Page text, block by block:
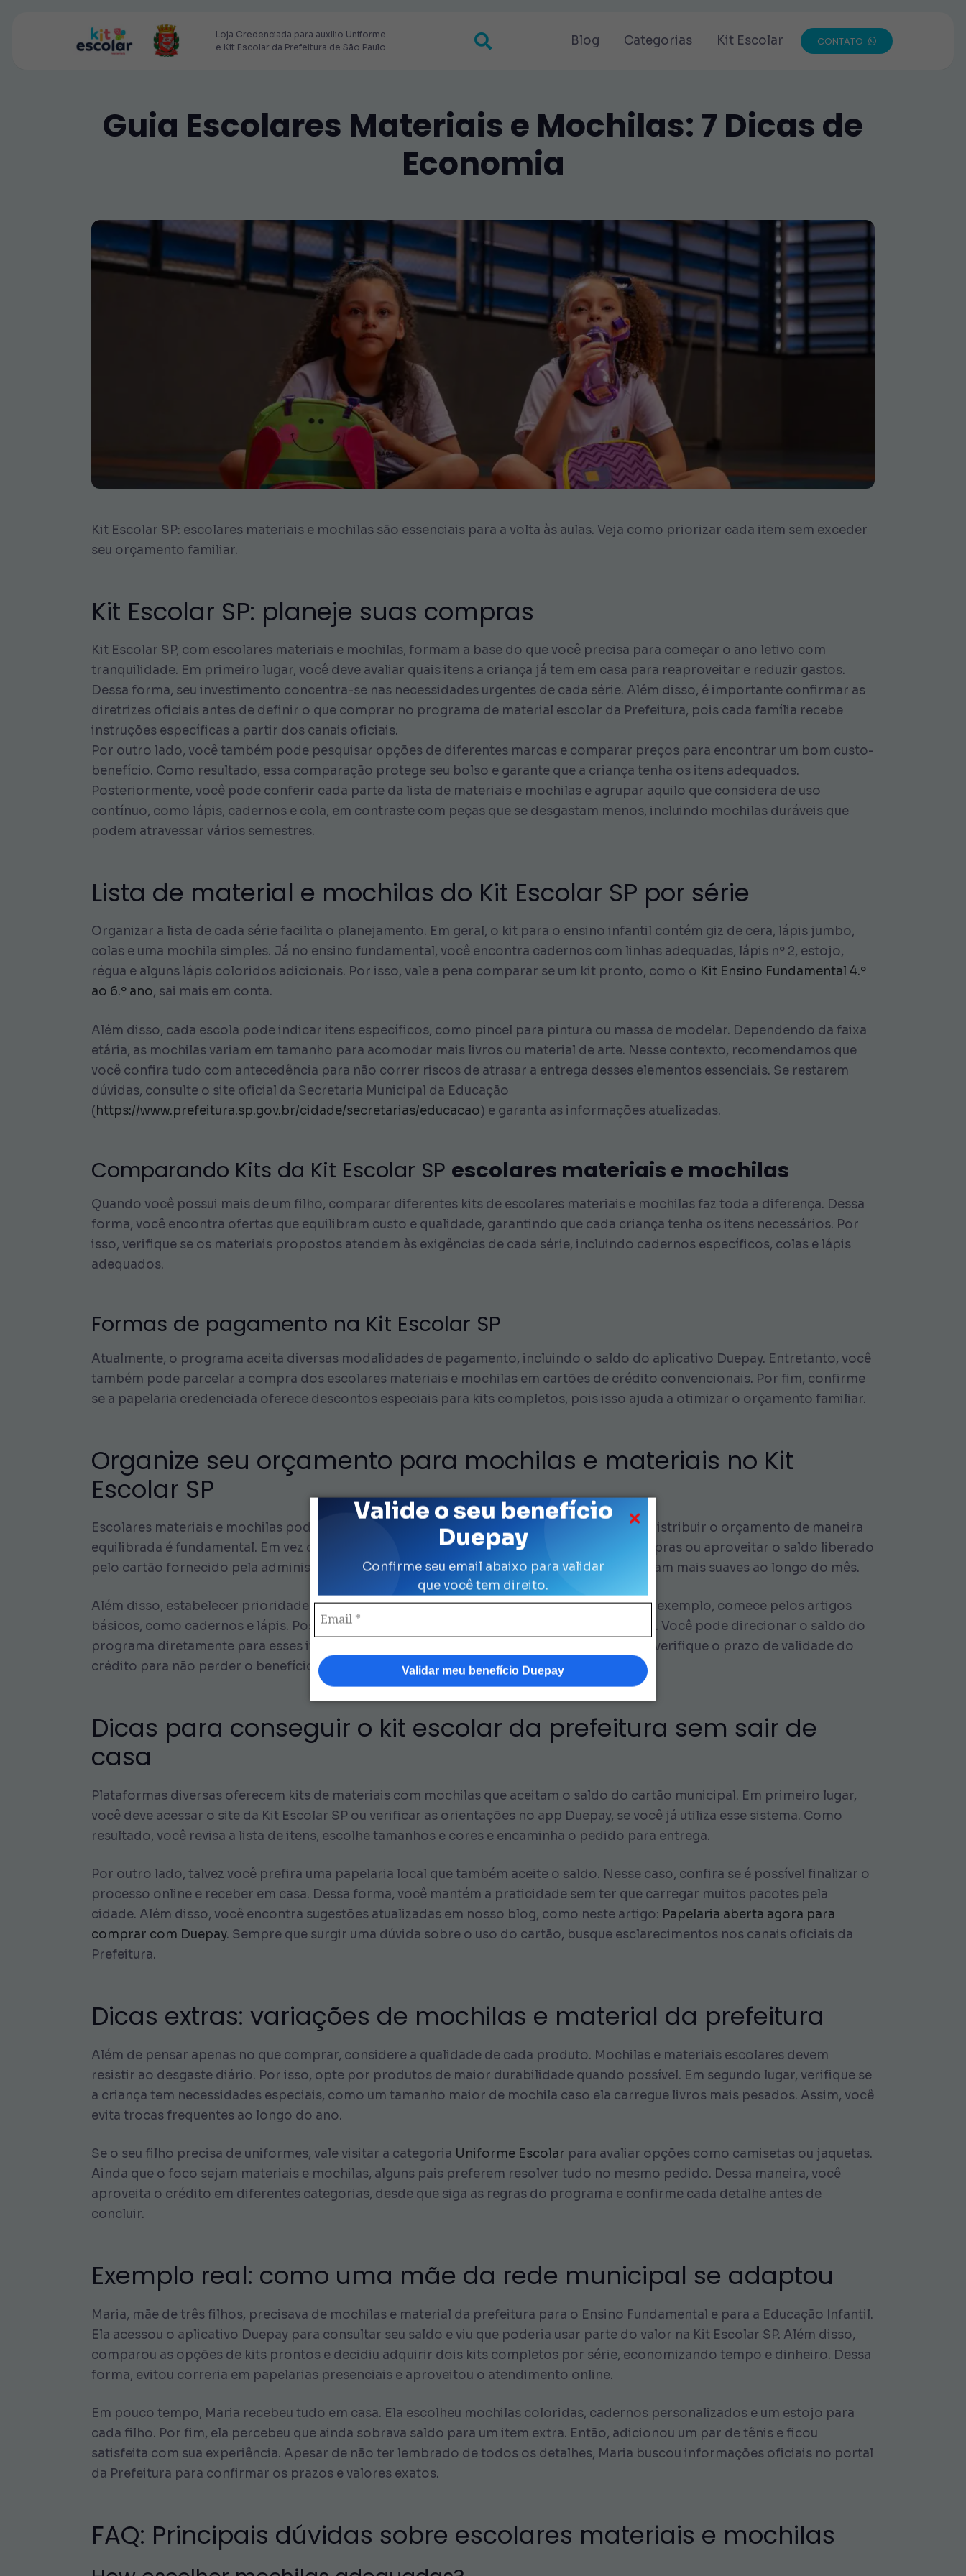
Valide o seu benefício
Duepay
Confirme seu email abaixo para validar
que você tem direito.
Validar meu benefício Duepay
Loja Credenciada para auxilio Uniforme
e Kit Escolar da Prefeitura de São Paulo
Blog Categorias Kit Escolar CONTATO
Guia Escolares Materiais e Mochilas: 7 Dicas de
Economia
Kit Escolar SP: escolares materiais e mochilas são essenciais para a volta às aulas. Veja como priorizar cada item sem exceder
seu orçamento familiar.
Kit Escolar SP: planeje suas compras
Kit Escolar SP, com escolares materiais e mochilas, formam a base do que você precisa para começar o ano letivo com
tranquilidade. Em primeiro lugar, você deve avaliar quais itens a criança já tem em casa para reaproveitar e reduzir gastos.
Dessa forma, seu investimento concentra-se nas necessidades urgentes de cada série. Além disso, é importante confirmar as
diretrizes oficiais antes de definir o que comprar no programa de material escolar da Prefeitura, pois cada família recebe
instruções específicas a partir dos canais oficiais.
Por outro lado, você também pode pesquisar opções de diferentes marcas e comparar preços para encontrar um bom custo-
benefício. Como resultado, essa comparação protege seu bolso e garante que a criança tenha os itens adequados.
Posteriormente, você pode conferir cada parte da lista de materiais e mochilas e agrupar aquilo que considera de uso
contínuo, como lápis, cadernos e cola, em contraste com peças que se desgastam menos, incluindo mochilas duráveis que
podem atravessar vários semestres.
Lista de material e mochilas do Kit Escolar SP por série
Organizar a lista de cada série facilita o planejamento. Em geral, o kit para o ensino infantil contém giz de cera, lápis jumbo,
colas e uma mochila simples. Já no ensino fundamental, você encontra cadernos com linhas adequadas, lápis nº 2, estojo,
régua e alguns lápis coloridos adicionais. Por isso, vale a pena comparar se um kit pronto, como o Kit Ensino Fundamental 4.º
ao 6.º ano, sai mais em conta.
Além disso, cada escola pode indicar itens específicos, como pincel para pintura ou massa de modelar. Dependendo da faixa
etária, as mochilas variam em tamanho para acomodar mais livros ou material de arte. Nesse contexto, recomendamos que
você confira tudo com antecedência para não correr riscos de atrasar a entrega desses elementos essenciais. Se restarem
dúvidas, consulte o site oficial da Secretaria Municipal da Educação
(https://www.prefeitura.sp.gov.br/cidade/secretarias/educacao) e garanta as informações atualizadas.
Comparando Kits da Kit Escolar SP escolares materiais e mochilas
Quando você possui mais de um filho, comparar diferentes kits de escolares materiais e mochilas faz toda a diferença. Dessa
forma, você encontra ofertas que equilibram custo e qualidade, garantindo que cada criança tenha os itens necessários. Por
isso, verifique se os materiais propostos atendem às exigências de cada série, incluindo cadernos específicos, colas e lápis
adequados.
Formas de pagamento na Kit Escolar SP
Atualmente, o programa aceita diversas modalidades de pagamento, incluindo o saldo do aplicativo Duepay. Entretanto, você
também pode parcelar a compra dos escolares materiais e mochilas em cartões de crédito convencionais. Por fim, confirme
se a papelaria credenciada oferece descontos especiais para kits completos, pois isso ajuda a otimizar o orçamento familiar.
Organize seu orçamento para mochilas e materiais no Kit
Escolar SP
Escolares materiais e mochilas podem pesar dependendo do número de filhos. Portanto, distribuir o orçamento de maneira
equilibrada é fundamental. Em vez de adquirir tudo de uma só vez, você pode parcelar compras ou aproveitar o saldo liberado
pelo cartão fornecido pela administradora oficial do benefício. Desse modo, os valores ficam mais suaves ao longo do mês.
Além disso, estabelecer prioridades ajuda a definir o que você deve comprar primeiro. Por exemplo, comece pelos artigos
básicos, como cadernos e lápis. Posteriormente, inclua mochilas e estojos mais resistentes. Você pode direcionar o saldo do
programa diretamente para esses itens, aproveitando a segurança do sistema. Sobretudo, verifique o prazo de validade do
crédito para não perder o benefício.
Dicas para conseguir o kit escolar da prefeitura sem sair de
casa
Plataformas diversas oferecem kits de materiais com mochilas que aceitam o saldo do cartão municipal. Em primeiro lugar,
você deve acessar o site da Kit Escolar SP ou verificar as orientações no app Duepay, se você já utiliza esse sistema. Como
resultado, você revisa a lista de itens, escolhe tamanhos e cores e encaminha o pedido para entrega.
Por outro lado, talvez você prefira uma papelaria local que também aceite o saldo. Nesse caso, confira se é possível finalizar o
processo online e receber em casa. Dessa forma, você mantém a praticidade sem ter que carregar muitos pacotes pela
cidade. Além disso, você encontra sugestões atualizadas em nosso blog, como neste artigo: Papelaria aberta agora para
comprar com Duepay. Sempre que surgir uma dúvida sobre o uso do cartão, busque esclarecimentos nos canais oficiais da
Prefeitura.
Dicas extras: variações de mochilas e material da prefeitura
Além de pensar apenas no que comprar, considere a qualidade de cada produto. Mochilas e materiais escolares devem
resistir ao desgaste diário. Por isso, opte por produtos de maior durabilidade quando possível. Em segundo lugar, verifique se
a criança tem necessidades especiais, como um tamanho maior de mochila caso ela carregue livros mais pesados. Assim, você
evita trocas frequentes ao longo do ano.
Se o seu filho precisa de uniformes, vale visitar a categoria Uniforme Escolar para avaliar opções como camisetas ou jaquetas.
Ainda que o foco sejam materiais e mochilas, alguns pais preferem resolver tudo no mesmo pedido. Dessa maneira, você
aproveita o crédito em diferentes categorias, desde que siga as regras do programa e confirme cada detalhe antes de
concluir.
Exemplo real: como uma mãe da rede municipal se adaptou
Maria, mãe de três filhos, precisava de mochilas e material da prefeitura para o Ensino Fundamental e para a Educação Infantil.
Ela acessou o aplicativo Duepay para consultar seu saldo e viu que poderia usar parte do valor na Kit Escolar SP. Além disso,
comparou as opções de kits prontos e decidiu adquirir dois kits completos por série, economizando tempo e dinheiro. Dessa
forma, evitou correria em papelarias presenciais e aproveitou o atendimento online.
Em pouco tempo, Maria recebeu tudo em casa. Ela escolheu mochilas coloridas, cadernos personalizados e um estojo para
cada filho. Por fim, ela percebeu que ainda sobrava saldo para um item extra. Então, adicionou um par de tênis e ficou
satisfeita com sua experiência. Apesar de não ter lembrado de todos os detalhes, Maria buscou informações oficiais no portal
da Prefeitura para confirmar os prazos e valores exatos.
FAQ: Principais dúvidas sobre escolares materiais e mochilas